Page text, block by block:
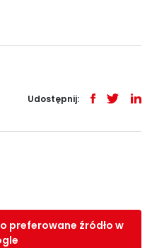
Udostępnij:
preferowane źródło w